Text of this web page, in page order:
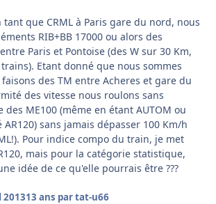
que CRML à Paris gare du nord, nous
RIB+BB 17000 ou alors des
Paris et Pontoise (des W sur 30 Km,
Etant donné que nous sommes
faisons des TM entre Acheres et gare du
des vitesse nous roulons sans
des ME100 (même en étant AUTOM ou
sans jamais dépasser 100 Km/h
Pour indice compo du train, je met
mais pour la catégorie statistique,
idée de ce qu'elle pourrais être ???
201313 ans par tat-u66